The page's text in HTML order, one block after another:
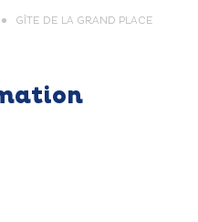
GÎTE DE LA GRAND PLACE